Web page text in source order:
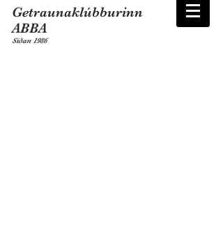
Getraunaklúbburinn
ABBA
Síðan 1986